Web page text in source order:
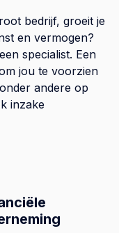
bedrijf, groeit je
en vermogen?
specialist. Een
jou te voorzien
andere op
inzake